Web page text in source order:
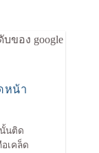
หน้า
นติด
เคล็ด